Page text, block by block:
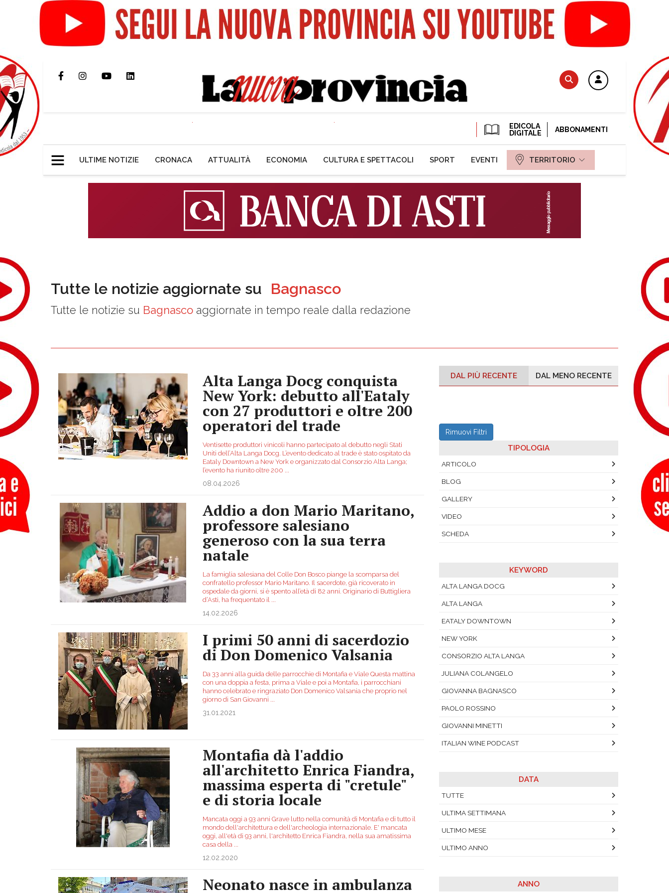
EDICOLA
DIGITALE
ABBONAMENTI
ULTIME NOTIZIE CRONACA ATTUALITÀ ECONOMIA CULTURA E SPETTACOLI SPORT EVENTI TERRITORIO
Tutte le notizie aggiornate su Bagnasco
Tutte le notizie su Bagnasco aggiornate in tempo reale dalla redazione
Alta Langa Docg conquista
New York: debutto all'Eataly
con 27 produttori e oltre 200
operatori del trade
Ventisette produttori vinicoli hanno partecipato al debutto negli Stati
Uniti dell’Alta Langa Docg. L’evento dedicato al trade è stato ospitato da
Eataly Downtown a New York e organizzato dal Consorzio Alta Langa;
l’evento ha riunito oltre 200
08.04.2026
Addio a don Mario Maritano,
professore salesiano
generoso con la sua terra
natale
La famiglia salesiana del Colle Don Bosco piange la scomparsa del
confratello professor Mario Maritano. Il sacerdote, già ricoverato in
ospedale da giorni, si è spento all’età di 82 anni. Originario di Buttigliera
d’Asti, ha frequentato il
14.02.2026
I primi 50 anni di sacerdozio
di Don Domenico Valsania
Da 33 anni alla guida delle parrocchie di Montafia e Viale Questa mattina
con una doppia a festa, prima a Viale e poi a Montafia, i parrocchiani
hanno celebrato e ringraziato Don Domenico Valsania che proprio nel
giorno di San Giovanni
31.01.2021
Montafia dà l'addio
all'architetto Enrica Fiandra,
massima esperta di "cretule"
e di storia locale
Mancata oggi a 93 anni Grave lutto nella comunità di Montafia e di tutto il
mondo dell'architettura e dell'archeologia internazionale. E' mancata
oggi, all'età di 93 anni, l'architetto Enrica Fiandra, nella sua amatissima
casa della
12.02.2020
Neonato nasce in ambulanza
DAL PIÙ RECENTE DAL MENO RECENTE
Rimuovi Filtri
TIPOLOGIA
ARTICOLO
BLOG
GALLERY
VIDEO
SCHEDA
KEYWORD
ALTA LANGA DOCG
ALTA LANGA
EATALY DOWNTOWN
NEW YORK
CONSORZIO ALTA LANGA
JULIANA COLANGELO
GIOVANNA BAGNASCO
PAOLO ROSSINO
GIOVANNI MINETTI
ITALIAN WINE PODCAST
DATA
TUTTE
ULTIMA SETTIMANA
ULTIMO MESE
ULTIMO ANNO
ANNO